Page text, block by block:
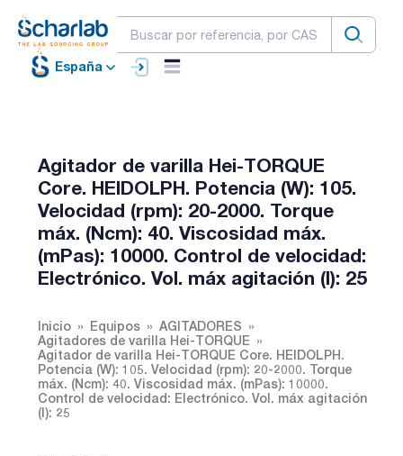
España
Agitador de varilla Hei-TORQUE
Core. HEIDOLPH. Potencia (W): 105.
Velocidad (rpm): 20-2000. Torque
máx. (Ncm): 40. Viscosidad máx.
(mPas): 10000. Control de velocidad:
Electrónico. Vol. máx agitación (l): 25
Inicio Equipos
AGITADORES
Agitadores de varilla Hei-TORQUE
Agitador de varilla Hei-TORQUE Core. HEIDOLPH.
Potencia (W): 105. Velocidad (rpm): 20-2000. Torque
máx. (Ncm): 40. Viscosidad máx. (mPas): 10000.
Control de velocidad: Electrónico. Vol. máx agitación
(l): 25